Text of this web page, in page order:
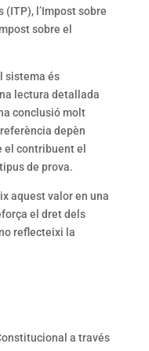
l’Impost sobre
sobre el
sistema és
lectura detallada
conclusió molt
depèn
contribuent el
de prova.
aquest valor en una
el dret dels
reflecteixi la
a través